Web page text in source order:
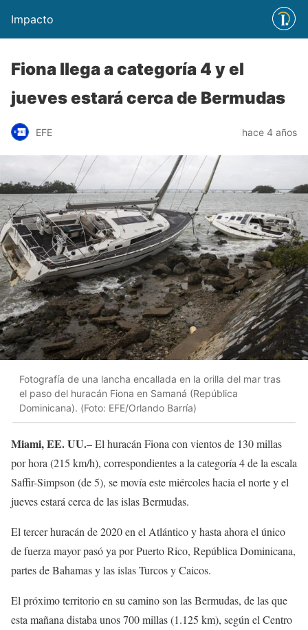
Impacto
Fiona llega a categoría 4 y el
jueves estará cerca de Bermudas
EFE hace 4 años
Fotografía de una lancha encallada en la orilla del mar tras
el paso del huracán Fiona en Samaná (República
Dominicana). (Foto: EFE/Orlando Barría)
Miami, EE. UU.– El huracán Fiona con vientos de 130 millas
por hora (215 km/h), correspondientes a la categoría 4 de la escala
Saffir-Simpson (de 5), se movía este miércoles hacia el norte y el
jueves estará cerca de las islas Bermudas.
El tercer huracán de 2020 en el Atlántico y hasta ahora el único
de fuerza mayor pasó ya por Puerto Rico, República Dominicana,
partes de Bahamas y las islas Turcos y Caicos.
El próximo territorio en su camino son las Bermudas, de las que
esta mañana distaba unos 700 millas (1.125 km), según el Centro